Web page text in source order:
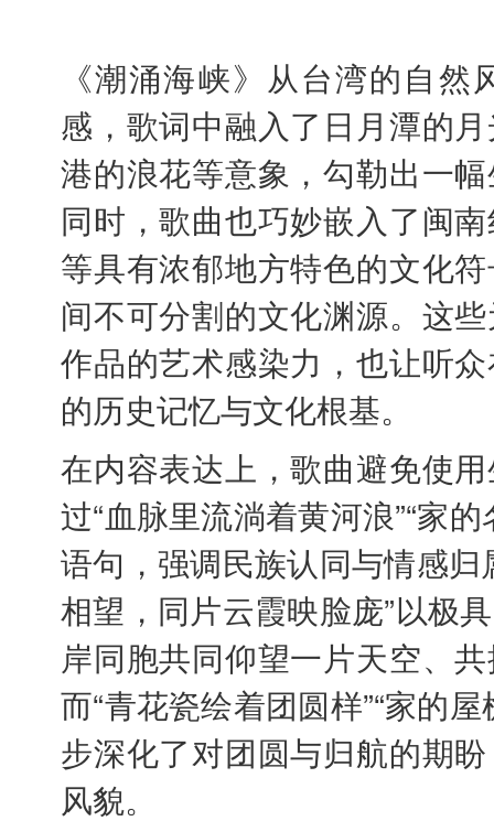
《潮涌海峡》从台湾的自
感，歌词中融入了日月潭的
港的浪花等意象，勾勒出一
同时，歌曲也巧妙嵌入了闽
等具有浓郁地方特色的文化
间不可分割的文化渊源。这
作品的艺术感染力，也让听
的历史记忆与文化根基。
在内容表达上，歌曲避免使
过“血脉里流淌着黄河浪”“家
语句，强调民族认同与情感
相望，同片云霞映脸庞”以极
岸同胞共同仰望一片天空、
而“青花瓷绘着团圆样”“家的
步深化了对团圆与归航的期
风貌。